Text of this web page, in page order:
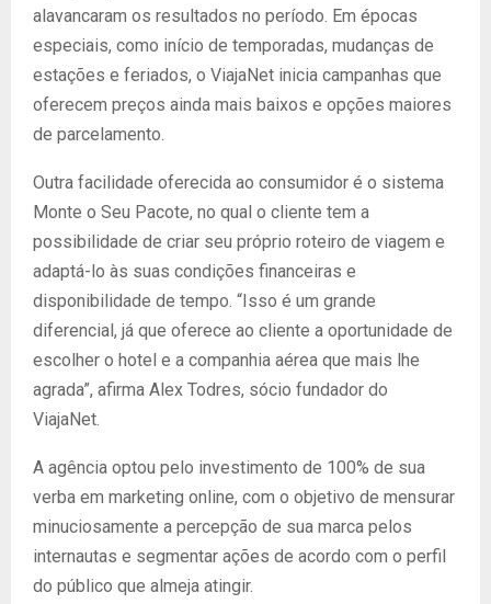
alavancaram os resultados no período. Em épocas
especiais, como início de temporadas, mudanças de
estações e feriados, o ViajaNet inicia campanhas que
oferecem preços ainda mais baixos e opções maiores
de parcelamento.
Outra facilidade oferecida ao consumidor é o sistema
Monte o Seu Pacote, no qual o cliente tem a
possibilidade de criar seu próprio roteiro de viagem e
adaptá-lo às suas condições financeiras e
disponibilidade de tempo. “Isso é um grande
diferencial, já que oferece ao cliente a oportunidade de
escolher o hotel e a companhia aérea que mais lhe
agrada”, afirma Alex Todres, sócio fundador do
ViajaNet.
A agência optou pelo investimento de 100% de sua
verba em marketing online, com o objetivo de mensurar
minuciosamente a percepção de sua marca pelos
internautas e segmentar ações de acordo com o perfil
do público que almeja atingir.